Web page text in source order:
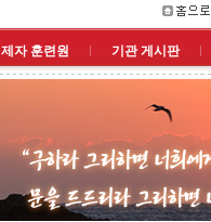
제자 훈련원 기관 게시판